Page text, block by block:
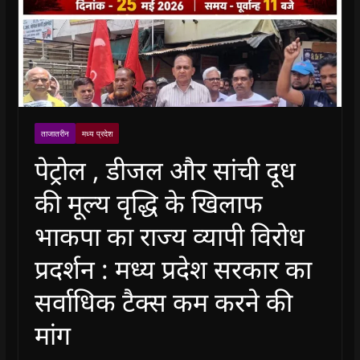
ताजातरीन मध्य प्रदेश
पेट्रोल , डीजल और सांची दूध
की मूल्य वृद्धि के खिलाफ
भाकपा का राज्य व्यापी विरोध
प्रदर्शन : मध्य प्रदेश सरकार का
सर्वाधिक टैक्स कम करने की
मांग